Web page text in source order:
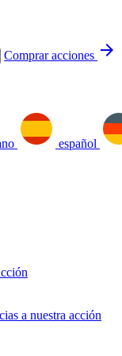
Comprar acciones arrow_forward
español
a nuestra acción